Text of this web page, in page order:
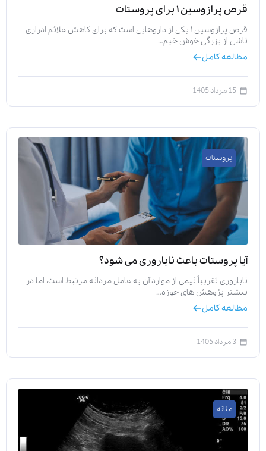
قرص پرازوسین ۱ برای پروستات
قرص پرازوسین ۱ یکی از داروهایی است که برای کاهش علائم ادراری
ناشی از بزرگی خوش خیم…
مطالعه کامل
15 مرداد 1405
پروستات
آیا پروستات باعث ناباروری می‌ شود؟
ناباروری تقریباً نیمی از موارد آن به عامل مردانه مرتبط است، اما در
بیشتر پژوهش‌ های حوزه…
مطالعه کامل
3 مرداد 1405
مثانه